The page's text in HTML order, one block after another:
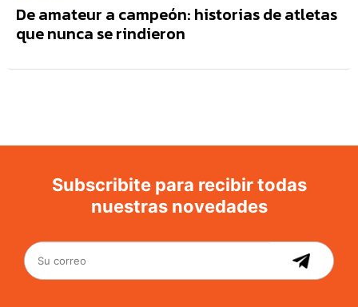
De amateur a campeón: historias de atletas
que nunca se rindieron
Subscribite para recibir todas
nuestras novedades